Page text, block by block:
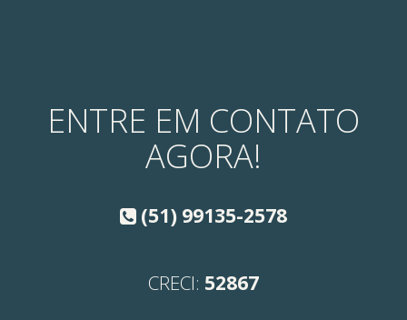
ENTRE EM CONTATO
AGORA!
(51) 99135-2578
CRECI: 52867